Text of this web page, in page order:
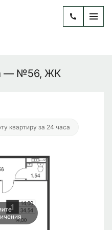
— №56, ЖК
квартиру за 24 часа